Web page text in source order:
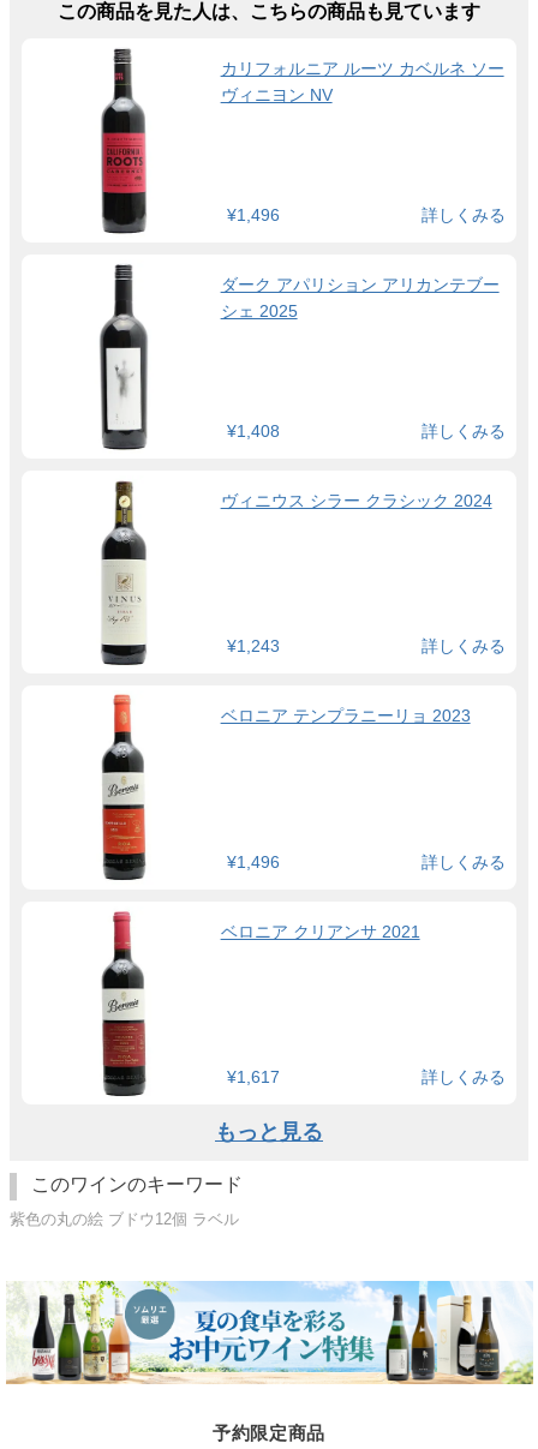
この商品を見た人は、こちらの商品も見ています
カリフォルニア ルーツ カベルネ ソー
ヴィニヨン NV
¥1,496 詳しくみる
ダーク アパリション アリカンテブー
シェ 2025
¥1,408 詳しくみる
ヴィニウス シラー クラシック 2024
¥1,243 詳しくみる
ベロニア テンプラニーリョ 2023
¥1,496 詳しくみる
ベロニア クリアンサ 2021
¥1,617 詳しくみる
もっと見る
このワインのキーワード
紫色の丸の絵 ブドウ12個 ラベル
予約限定商品